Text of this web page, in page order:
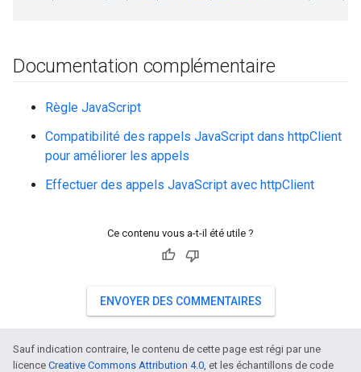
Documentation complémentaire
Règle JavaScript
Compatibilité des rappels JavaScript dans httpClient
pour améliorer les appels
Effectuer des appels JavaScript avec httpClient
Ce contenu vous a-t-il été utile ?
ENVOYER DES COMMENTAIRES
Sauf indication contraire, le contenu de cette page est régi par une
licence Creative Commons Attribution 4.0, et les échantillons de code